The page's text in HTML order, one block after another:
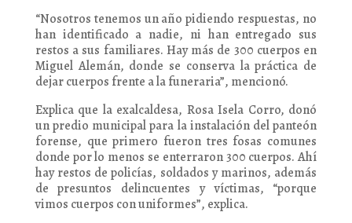
“Nosotros tenemos un año pidiendo respuestas, no
han identificado a nadie, ni han entregado sus
restos a sus familiares. Hay más de 300 cuerpos en
Miguel Alemán, donde se conserva la práctica de
dejar cuerpos frente a la funeraria”, mencionó.
Explica que la exalcaldesa, Rosa Isela Corro, donó
un predio municipal para la instalación del panteón
forense, que primero fueron tres fosas comunes
donde por lo menos se enterraron 300 cuerpos. Ahí
hay restos de policías, soldados y marinos, además
de presuntos delincuentes y víctimas, “porque
vimos cuerpos con uniformes”, explica.